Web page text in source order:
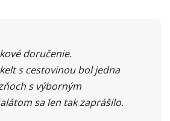
doručenie.
s cestovinou bol jedna
s výborným
sa len tak zaprášilo.